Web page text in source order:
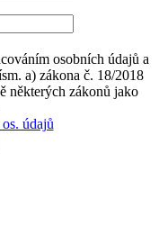
osobních údajů a
a) zákona č. 18/2018
některých zákonů jako
údajů